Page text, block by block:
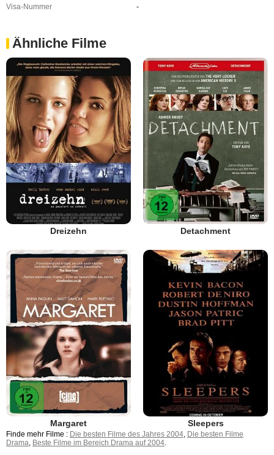
Visa-Nummer
-
Ähnliche Filme
Dreizehn Detachment
Margaret Sleepers
Finde mehr Filme : Die besten Filme des Jahres 2004 Die besten Filme
Drama Beste Filme im Bereich Drama auf 2004